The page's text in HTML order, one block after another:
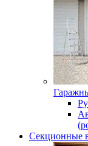
Секционные